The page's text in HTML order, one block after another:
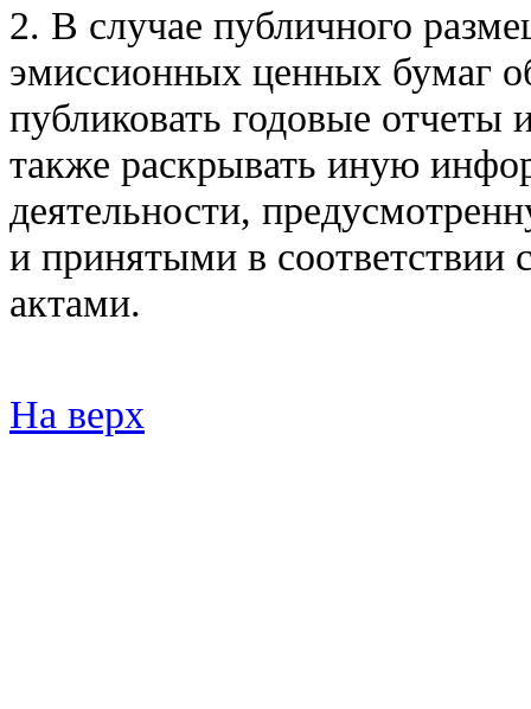
2. В случае публичного
эмиссионных ценных бумаг
публиковать годовые отчеты
также раскрывать иную
деятельности,
и принятыми в
актами.
На верх